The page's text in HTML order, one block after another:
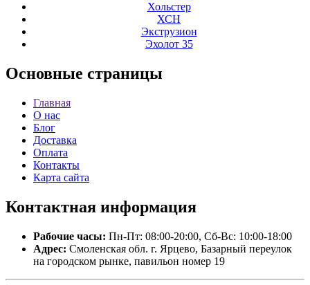
Хольстер
ХСН
Экструзион
Эхолот 35
Основные страницы
Главная
О нас
Блог
Доставка
Оплата
Контакты
Карта сайта
Контактная информация
Рабочие часы: Пн-Пт: 08:00-20:00, Сб-Вс: 10:00-18:00
Адрес: Смоленская обл. г. Ярцево, Базарный переулок
на городском рынке, павильон номер 19